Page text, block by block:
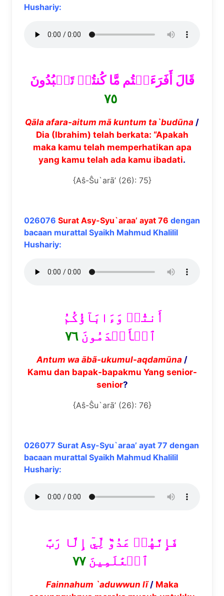
Hushariy:
قَالَ أَفَرَءَيۡتُم مَّا كُنتُمۡ تَعۡبُدُونَ
٧٥
Qāla afara-aitum mā kuntum ta`budūna /
Dia (Ibrahim) telah berkata: “Apakah
maka kamu telah memperhatikan apa
yang kamu telah ada kamu ibadati.
{Aŝ-Ŝu`arā’ (26): 75}
026076 Surat Asy-Syu`araa’ ayat 76 dengan
bacaan murattal Syaikh Mahmud Khalilil
Hushariy:
أَنتُمۡ وَءَابَآؤُكُمُ
ٱلۡأَقۡدَمُونَ٧٦
Antum wa ābã-ukumul-aqdamūna /
Kamu dan bapak-bapakmu Yang senior-
senior?
{Aŝ-Ŝu`arā’ (26): 76}
026077 Surat Asy-Syu`araa’ ayat 77 dengan
bacaan murattal Syaikh Mahmud Khalilil
Hushariy:
فَإِنَّهُمۡ عَدُوّٞ لِّيٓ إِلَّا رَبَّ
ٱلۡعَٰلَمِينَ٧٧
Fainnahum `aduwwun lĩ/ Maka